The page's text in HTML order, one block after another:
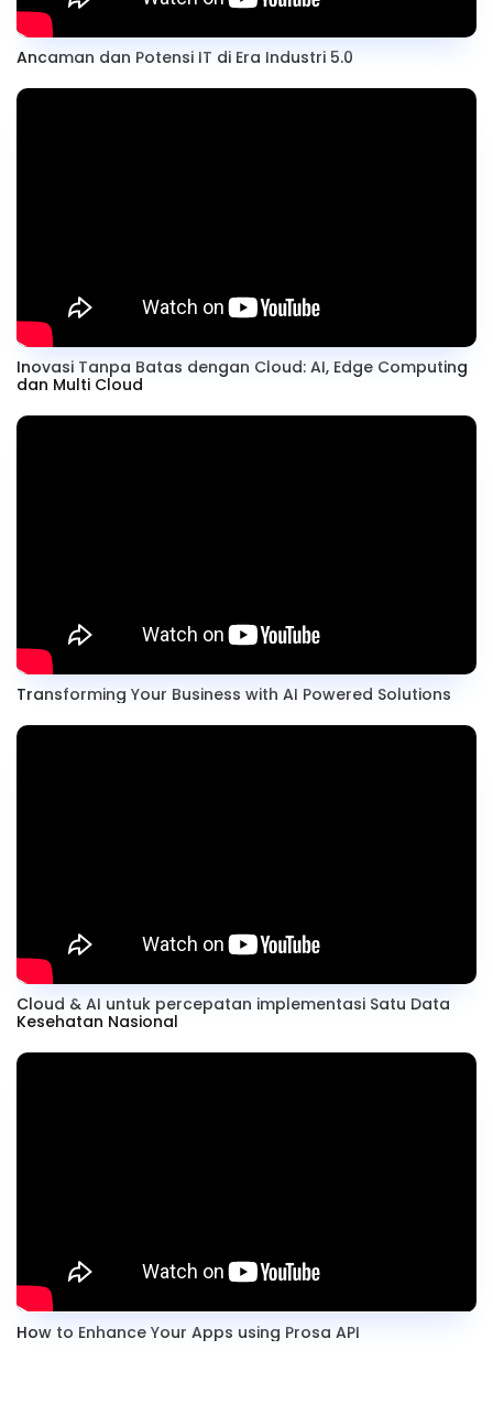
Ancaman dan Potensi IT di Era Industri 5.0
Inovasi Tanpa Batas dengan Cloud: AI, Edge Computing
dan Multi Cloud
Transforming Your Business with AI Powered Solutions
Cloud & AI untuk percepatan implementasi Satu Data
Kesehatan Nasional
How to Enhance Your Apps using Prosa API